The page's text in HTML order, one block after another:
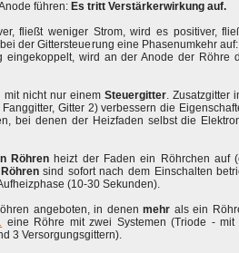
führen: Es tritt Verstärkerwirkung auf.
fließt weniger Strom, wird es positiver,
der Gittersteuerung eine Phasenumkehr
eingekoppelt, wird an der Anode der Röhre
mit nicht nur einem Steuergitter. Zusatzgitter
Gitter 2) verbessern die
bei denen der Heizfaden selbst die
Röhren heizt der Faden ein Röhrchen auf
sind sofort nach dem Einschalten
(10-30 Sekunden).
angeboten, in denen mehr als ein
eine Röhre mit zwei Systemen (Triode - mit
3 Versorgungsgittern).